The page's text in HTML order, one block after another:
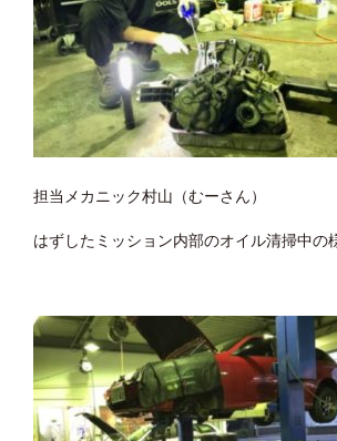
担当メカニック村山（むーさん）
はずしたミッション内部のオイル清掃中の